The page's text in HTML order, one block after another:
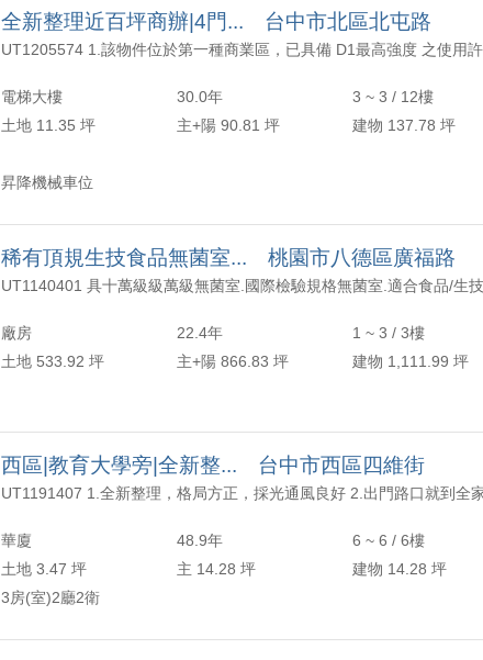
全新整理近百坪商辦|4門... 台中市北區北屯路
電梯大樓 30.0年
3 ~ 3 / 12樓
土地 11.35 坪
主+陽 90.81 坪 建物 137.78 坪
昇降機械車位
稀有頂規生技食品無菌室... 桃園市八德區廣福路
廠房 22.4年
1 ~ 3 / 3樓
土地 533.92 坪
主+陽 866.83 坪 建物 1,111.99 坪
西區|教育大學旁|全新整... 台中市西區四維街
華廈 48.9年
6 ~ 6 / 6樓
土地 3.47 坪
主 14.28 坪
建物 14.28 坪
3房(室)2廳2衛